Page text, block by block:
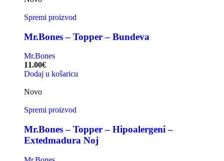
Spremi proizvod
Mr.Bones – Topper – Bundeva
Mr.Bones
11.00€
Dodaj u košaricu
Novo
Spremi proizvod
Mr.Bones – Topper – Hipoalergeni –
Extedmadura Noj